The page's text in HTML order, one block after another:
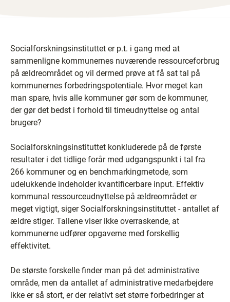
Socialforskningsinstituttet er p.t. i gang med at
sammenligne kommunernes nuværende ressourceforbrug
på ældreområdet og vil dermed prøve at få sat tal på
kommunernes forbedringspotentiale. Hvor meget kan
man spare, hvis alle kommuner gør som de kommuner,
der gør det bedst i forhold til timeudnyttelse og antal
brugere?
Socialforskningsinstituttet konkluderede på de første
resultater i det tidlige forår med udgangspunkt i tal fra
266 kommuner og en benchmarkingmetode, som
udelukkende indeholder kvantificerbare input. Effektiv
kommunal ressourceudnyttelse på ældreområdet er
meget vigtigt, siger Socialforskningsinstituttet - antallet af
ældre stiger. Tallene viser ikke overraskende, at
kommunerne udfører opgaverne med forskellig
effektivitet.
De største forskelle finder man på det administrative
område, men da antallet af administrative medarbejdere
ikke er så stort, er der relativt set større forbedringer at